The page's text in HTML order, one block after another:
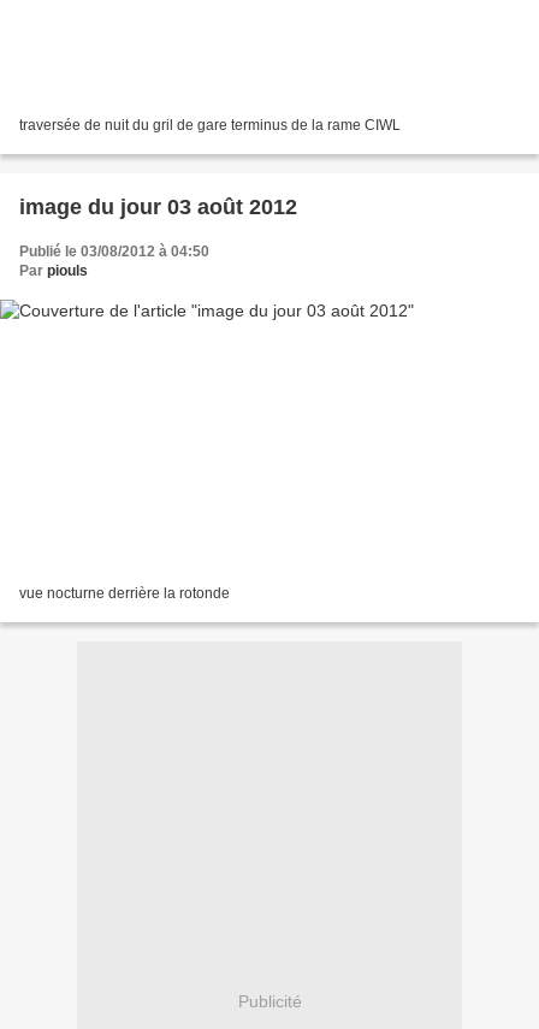
traversée de nuit du gril de gare terminus de la rame CIWL
image du jour 03 août 2012
Publié le 03/08/2012 à 04:50
Par piouls
vue nocturne derrière la rotonde
Publicité